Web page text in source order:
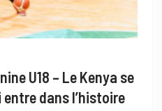
U18 – Le Kenya se
dans l’histoire